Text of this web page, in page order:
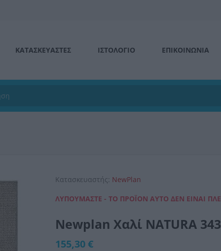
ΚΑΤΑΣΚΕΥΑΣΤΕΣ ΙΣΤΟΛΌΓΙΟ ΕΠΙΚΟΙΝΩΝΊΑ
Κατασκευαστής: NewPlan
ΛΥΠΟΎΜΑΣΤΕ - ΤΟ ΠΡΟΪΌΝ ΑΥΤΌ ΔΕΝ ΕΊΝΑΙ
Newplan Χαλί NATURA
155,30 €